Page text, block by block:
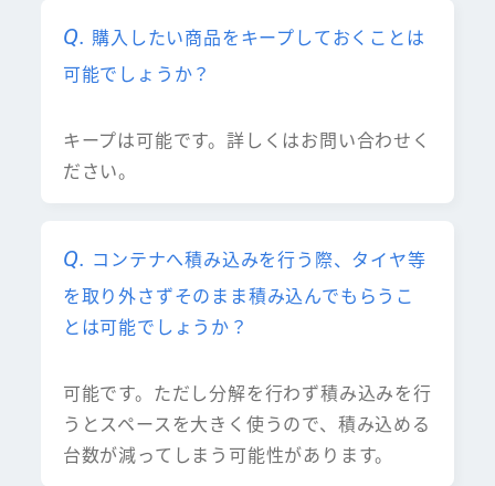
購入したい商品をキープしておくことは
可能でしょうか？
キープは可能です。詳しくはお問い合わせく
ださい。
コンテナへ積み込みを行う際、タイヤ等
を取り外さずそのまま積み込んでもらうこ
とは可能でしょうか？
可能です。ただし分解を行わず積み込みを行
うとスペースを大きく使うので、積み込める
台数が減ってしまう可能性があります。